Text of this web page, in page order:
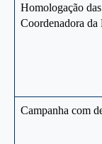
Homologação
Coordenadora da
Campanha com